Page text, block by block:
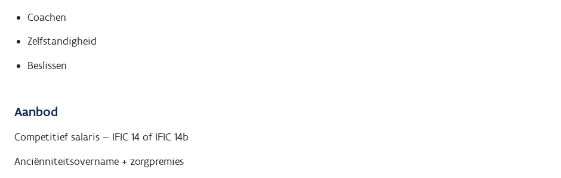
Coachen
Zelfstandigheid
Beslissen
Aanbod
Competitief salaris — IFIC 14 of IFIC 14b
Anciënniteitsovername + zorgpremies